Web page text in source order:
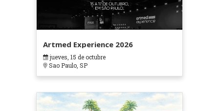
Artmed Experience 2026
jueves, 15 de octubre
Sao Paulo, SP